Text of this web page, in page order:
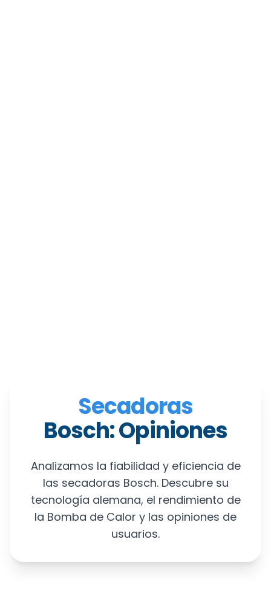
Secadoras
Bosch: Opiniones
Analizamos la fiabilidad y eficiencia de
las secadoras Bosch. Descubre su
tecnología alemana, el rendimiento de
la Bomba de Calor y las opiniones de
usuarios.